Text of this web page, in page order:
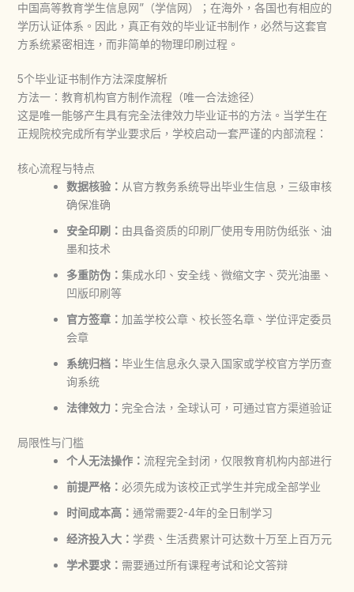
中国高等教育学生信息网”（学信网）；在海外，各国也有相应的
学历认证体系。因此，真正有效的毕业证书制作，必然与这套官
方系统紧密相连，而非简单的物理印刷过程。
5个毕业证书制作方法深度解析
方法一：教育机构官方制作流程（唯一合法途径）
这是唯一能够产生具有完全法律效力毕业证书的方法。当学生在
正规院校完成所有学业要求后，学校启动一套严谨的内部流程：
核心流程与特点
数据核验： 从官方教务系统导出毕业生信息，三级审核
确保准确
安全印刷： 由具备资质的印刷厂使用专用防伪纸张、油
墨和技术
多重防伪： 集成水印、安全线、微缩文字、荧光油墨、
凹版印刷等
官方签章： 加盖学校公章、校长签名章、学位评定委员
会章
系统归档： 毕业生信息永久录入国家或学校官方学历查
询系统
法律效力： 完全合法，全球认可，可通过官方渠道验证
局限性与门槛
个人无法操作： 流程完全封闭，仅限教育机构内部进行
前提严格： 必须先成为该校正式学生并完成全部学业
时间成本高： 通常需要2-4年的全日制学习
经济投入大： 学费、生活费累计可达数十万至上百万元
学术要求： 需要通过所有课程考试和论文答辩